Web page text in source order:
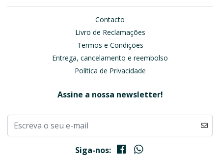
Contacto
Livro de Reclamações
Termos e Condições
Entrega, cancelamento e reembolso
Política de Privacidade
Assine a nossa newsletter!
Siga-nos: